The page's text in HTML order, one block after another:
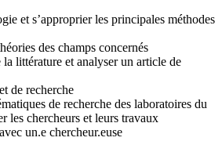
et s’approprier les principales méthodes
des champs concernés
littérature et analyser un article de
de recherche
de recherche des laboratoires du
chercheurs et leurs travaux
un.e chercheur.euse